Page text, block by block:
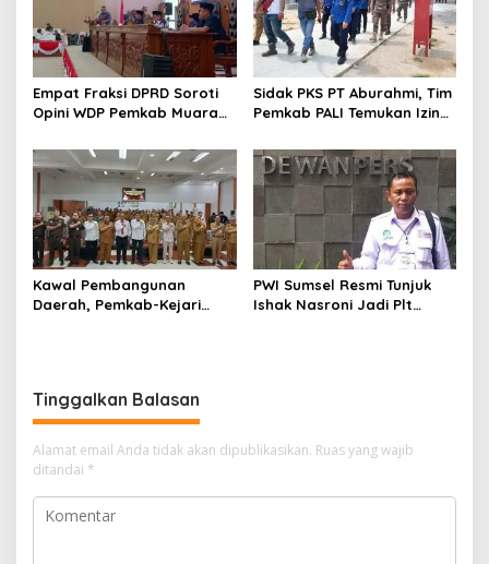
Empat Fraksi DPRD Soroti
Opini WDP Pemkab Muara
Kelola Keuangan
Sidak PKS PT Aburahmi, Tim
Pemkab PALI Temukan Izin
Kawal Pembangunan
Daerah, Pemkab-Kejari
PWI Sumsel Resmi Tunjuk
Ishak Nasroni Jadi Plt
Tinggalkan Balasan
Alamat email Anda tidak akan dipublikasikan. Ruas yang wajib
ditandai *